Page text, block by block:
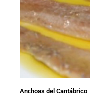
Anchoas del Cantábrico